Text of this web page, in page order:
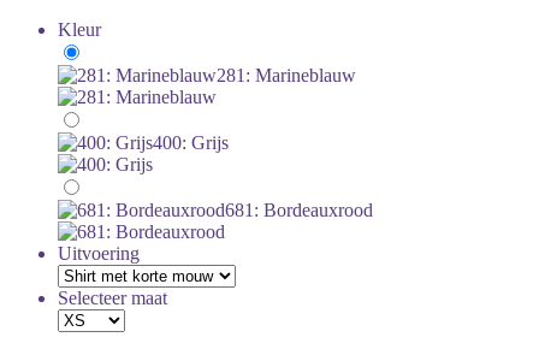
Kleur
281: Marineblauw
400: Grijs
681: Bordeauxrood
Uitvoering
Selecteer maat